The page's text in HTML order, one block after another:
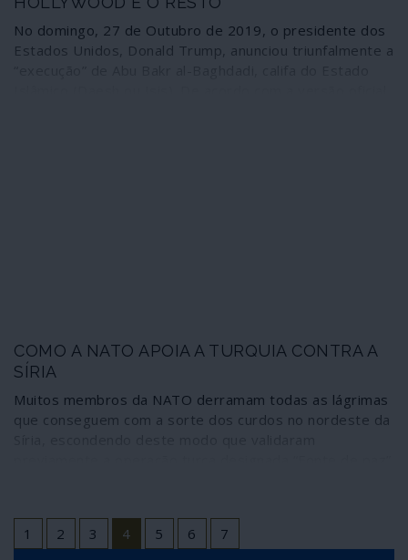
No domingo, 27 de Outubro de 2019, o presidente dos
Estados Unidos, Donald Trump, anunciou triunfalmente a
COMO A NATO APOIA A TURQUIA CONTRA A
SÍRIA
Muitos membros da NATO derramam todas as lágrimas
que conseguem com a sorte dos curdos no nordeste da
Ancara três dias depois do início dos combates para
levar o apoio da organização à Turquia.
1 2 3 4 5 6 7